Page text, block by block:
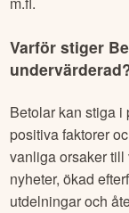
Varför stiger
Betolar kan stiga i
positiva faktorer
vanliga orsaker
nyheter, ökad
utdelningar och